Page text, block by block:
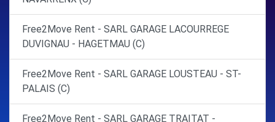
Free2Move Rent - SARL GARAGE LACOURREGE
DUVIGNAU - HAGETMAU (C)
Free2Move Rent - SARL GARAGE LOUSTEAU - ST-
PALAIS (C)
Free2Move Rent - SARL GARAGE TRAITAT -